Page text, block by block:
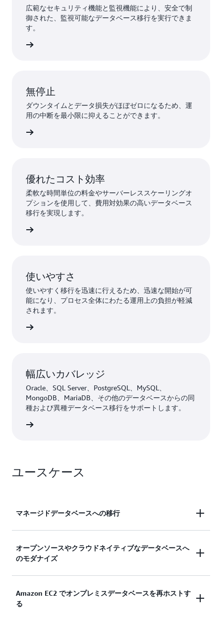
広範なセキュリティ機能と監視機能により、安全で制
御された、監視可能なデータベース移行を実行できま
す。
無停止
ダウンタイムとデータ損失がほぼゼロになるため、運
用の中断を最小限に抑えることができます。
優れたコスト効率
柔軟な時間単位の料金やサーバーレススケーリングオ
プションを使用して、費用対効果の高いデータベース
移行を実現します。
使いやすさ
使いやすく移行を迅速に行えるため、迅速な開始が可
能になり、プロセス全体にわたる運用上の負担が軽減
されます。
幅広いカバレッジ
Oracle、SQL Server、PostgreSQL、MySQL、
MongoDB、MariaDB、その他のデータベースからの同
種および異種データベース移行をサポートします。
ユースケース
マネージドデータベースへの移行
シンプルな移行プロセスを通じて、レガシーまたは
オンプレミスのデータベースからマネージドクラウ
オープンソースやクラウドネイティブなデータベースへ
のモダナイズ
ザスタリカバリ、信頼性を高めることで、イノベー
ションの迅速化と運用の効率化が可能になりま
Amazon EC2 でオンプレミスデータベースを再ホストす
る